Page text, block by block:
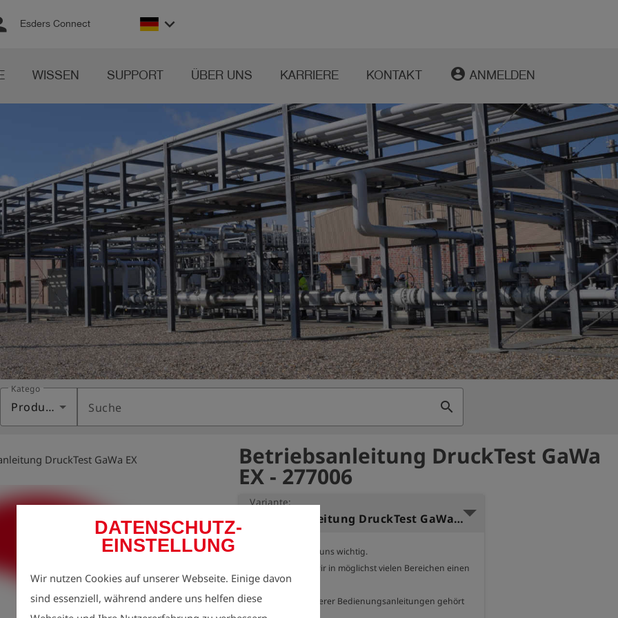
DATENSCHUTZ-
EINSTELLUNG
Wir nutzen Cookies auf unserer Webseite. Einige davon
sind essenziell, während andere uns helfen diese
Esders Connect keyboard_arrow_down
WISSEN SUPPORT ÜBER UNS KARRIERE KONTAKT account_circle ANMELDEN
Kategorie
Produkte Suche search
DruckTest GaWa EX Betriebsanleitung DruckTest GaWa
EX - 277006
Variante:
Betriebsanleitung DruckTest GaWa EX Englisch
Umweltschutz ist uns wichtig.
Daher möchten wir in möglichst vielen Bereichen einen
Beitrag leisten.
Das Drucken unserer Bedienungsanleitungen gehört